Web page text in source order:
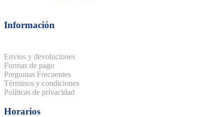
Información
Envios y devoluciones
Formas de pago
Preguntas Frecuentes
Términos y condiciones
Políticas de privacidad
Horarios